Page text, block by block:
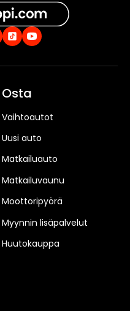
Osta
Vaihtoautot
Uusi auto
Matkailuauto
Matkailuvaunu
Moottoripyörä
Myynnin lisäpalvelut
Huutokauppa